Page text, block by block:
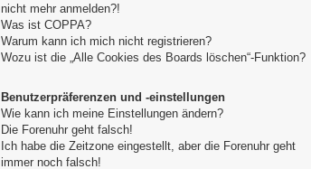
nicht mehr anmelden?!
Was ist COPPA?
Warum kann ich mich nicht registrieren?
Wozu ist die „Alle Cookies des Boards löschen“-Funktion?
Benutzerpräferenzen und -einstellungen
Wie kann ich meine Einstellungen ändern?
Die Forenuhr geht falsch!
Ich habe die Zeitzone eingestellt, aber die Forenuhr geht
immer noch falsch!